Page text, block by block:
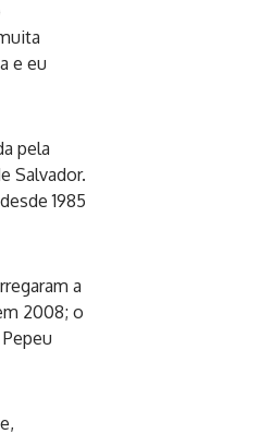
e eu
pela
Salvador.
1985
a
2008; o